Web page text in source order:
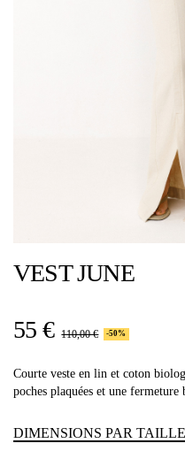
VEST JUNE
55 € 110,00 € -50%
Courte veste en lin et coton
poches plaquées et une fermeture
DIMENSIONS PAR TAILLE